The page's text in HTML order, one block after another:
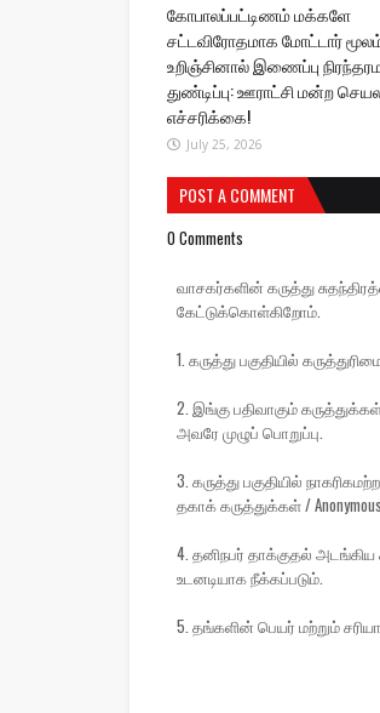
கோபாலப்பட்டிணம் மக்களே
சட்டவிரோதமாக மோட்டார் மூலம்
உறிஞ்சினால் இணைப்பு
துண்டிப்பு: ஊராட்சி மன்ற
எச்சரிக்கை!
July 25, 2026
POST A COMMENT
0 Comments
வாசகர்களின் கருத்து
கேட்டுக்கொள்கிறோம்.
1. கருத்து பகுதியில்
2. இங்கு பதிவாகும்
அவரே முழுப் பொறுப்பு.
3. கருத்து பகுதியில்
தகாக் கருத்துக்கள் /
4. தனிநபர் தாக்குதல்
உடனடியாக நீக்கப்படும்.
5. தங்களின் பெயர் மற்றும்